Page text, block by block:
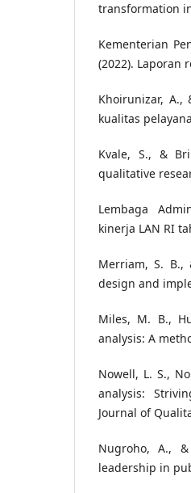
transformation
Kementerian
(2022). Laporan
Khoirunizar, A.,
kualitas
Kvale, S., &
qualitative
Lembaga
kinerja LAN RI
Merriam, S. B.,
design and
Miles, M. B.,
analysis: A
Nowell, L. S.,
analysis:
Journal of
Nugroho, A.,
leadership in